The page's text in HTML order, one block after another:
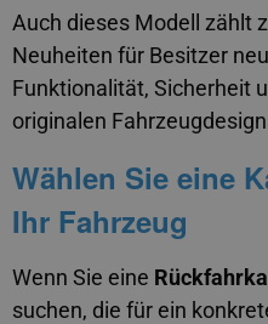
Auch dieses Modell zählt
Neuheiten für Besitzer
Funktionalität, Sicherheit
originalen
Wählen Sie eine
Ihr Fahrzeug
Wenn Sie eine
suchen, die für ein